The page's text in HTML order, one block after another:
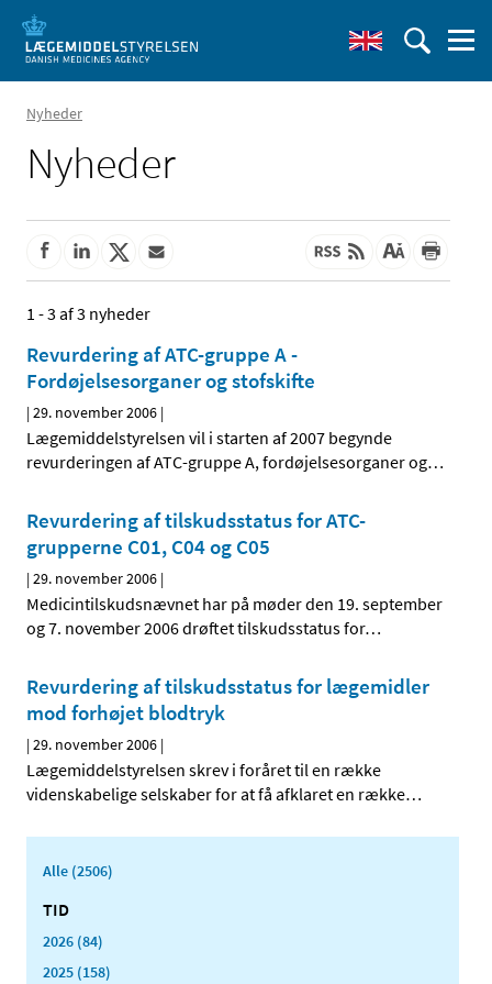
Nyheder
Nyheder
1 - 3 af 3 nyheder
Revurdering af ATC-gruppe A -
Fordøjelsesorganer og stofskifte
|29. november 2006 |
Lægemiddelstyrelsen vil i starten af 2007 begynde
revurderingen af ATC-gruppe A, fordøjelsesorganer og…
Revurdering af tilskudsstatus for ATC-
grupperne C01, C04 og C05
|29. november 2006 |
Medicintilskudsnævnet har på møder den 19. september
og 7. november 2006 drøftet tilskudsstatus for…
Revurdering af tilskudsstatus for lægemidler
mod forhøjet blodtryk
|29. november 2006 |
Lægemiddelstyrelsen skrev i foråret til en række
videnskabelige selskaber for at få afklaret en række…
Alle (2506)
TID
2026 (84)
2025 (158)